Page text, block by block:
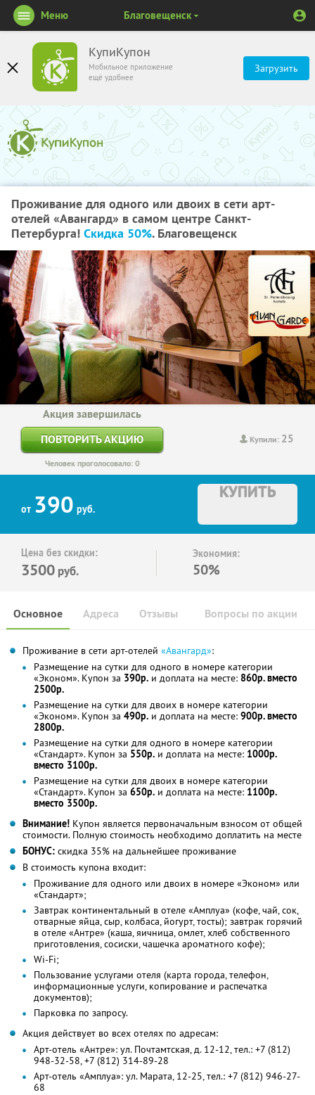
КупиКупон
Мобильное приложение
ещё удобнее
Загрузить
Меню Благовещенск
Проживание для одного или двоих в сети арт-
отелей «Авангард» в самом центре Санкт-
Петербурга! Скидка 50%. Благовещенск
Купили: 25
Акция завершилась
ПОВТОРИТЬ АКЦИЮ
Человек проголосовало: 0
от 390 руб.
КУПИТЬ
Цена без скидки:
3500 руб.
Экономия:
50%
Основное Отзывы Вопросы по акции
Адреса
Проживание в сети арт-отелей «Авангард»:
Размещение на сутки для одного в номере категории
«Эконом». Купон за 390р. и доплата на месте: 860р. вместо
2500р.
Размещение на сутки для двоих в номере категории
«Эконом». Купон за 490р. и доплата на месте: 900р. вместо
2800р.
Размещение на сутки для одного в номере категории
«Стандарт». Купон за 550р. и доплата на месте: 1000р.
вместо 3100р.
Размещение на сутки для двоих в номере категории
«Стандарт». Купон за 650р. и доплата на месте: 1100р.
вместо 3500р.
Внимание! Купон является первоначальным взносом от общей
стоимости. Полную стоимость необходимо доплатить на месте
БОНУС: скидка 35% на дальнейшее проживание
В стоимость купона входит:
Проживание для одного или двоих в номере «Эконом» или
«Стандарт»;
Завтрак континентальный в отеле «Амплуа» (кофе, чай, сок,
отварные яйца, сыр, колбаса, йогурт, тосты); завтрак горячий
в отеле «Антре» (каша, яичница, омлет, хлеб собственного
приготовления, сосиски, чашечка ароматного кофе);
Wi-Fi;
Пользование услугами отеля (карта города, телефон,
информационные услуги, копирование и распечатка
документов);
Парковка по запросу.
Акция действует во всех отелях по адресам:
Арт-отель «Антре»: ул. Почтамтская, д. 12-12, тел.: +7 (812)
948-32-58, +7 (812) 314-89-28
Арт-отель «Амплуа»: ул. Марата, 12-25, тел.: +7 (812) 946-27-
68